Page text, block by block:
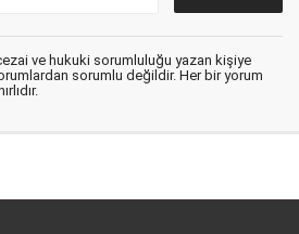
ve hukuki sorumluluğu yazan kişiye
sorumlu değildir. Her bir yorum